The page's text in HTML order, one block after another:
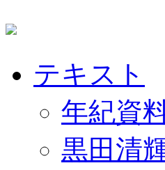
テキスト
年紀資
黒田清